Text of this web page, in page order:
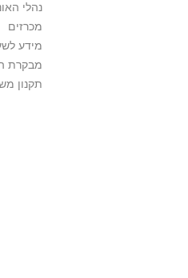
נהלי
מכרזים
מידע
מבקרת
תקנון